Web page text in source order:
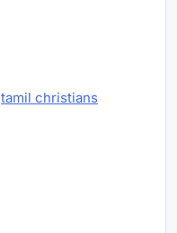
tamil christians